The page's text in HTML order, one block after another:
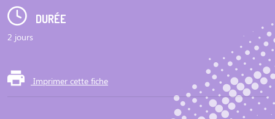
DURÉE
2 jours
Imprimer cette fiche